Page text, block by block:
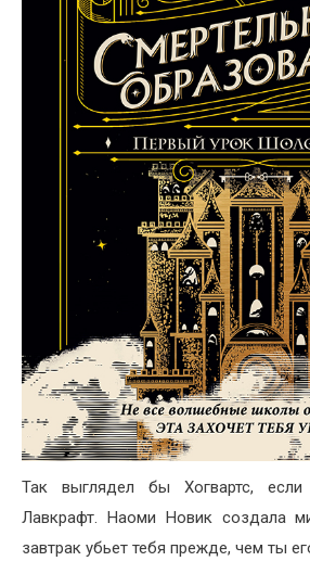
Так выглядел бы Хогвартс,
Лавкрафт. Наоми Новик создала
завтрак убьет тебя прежде, чем ты